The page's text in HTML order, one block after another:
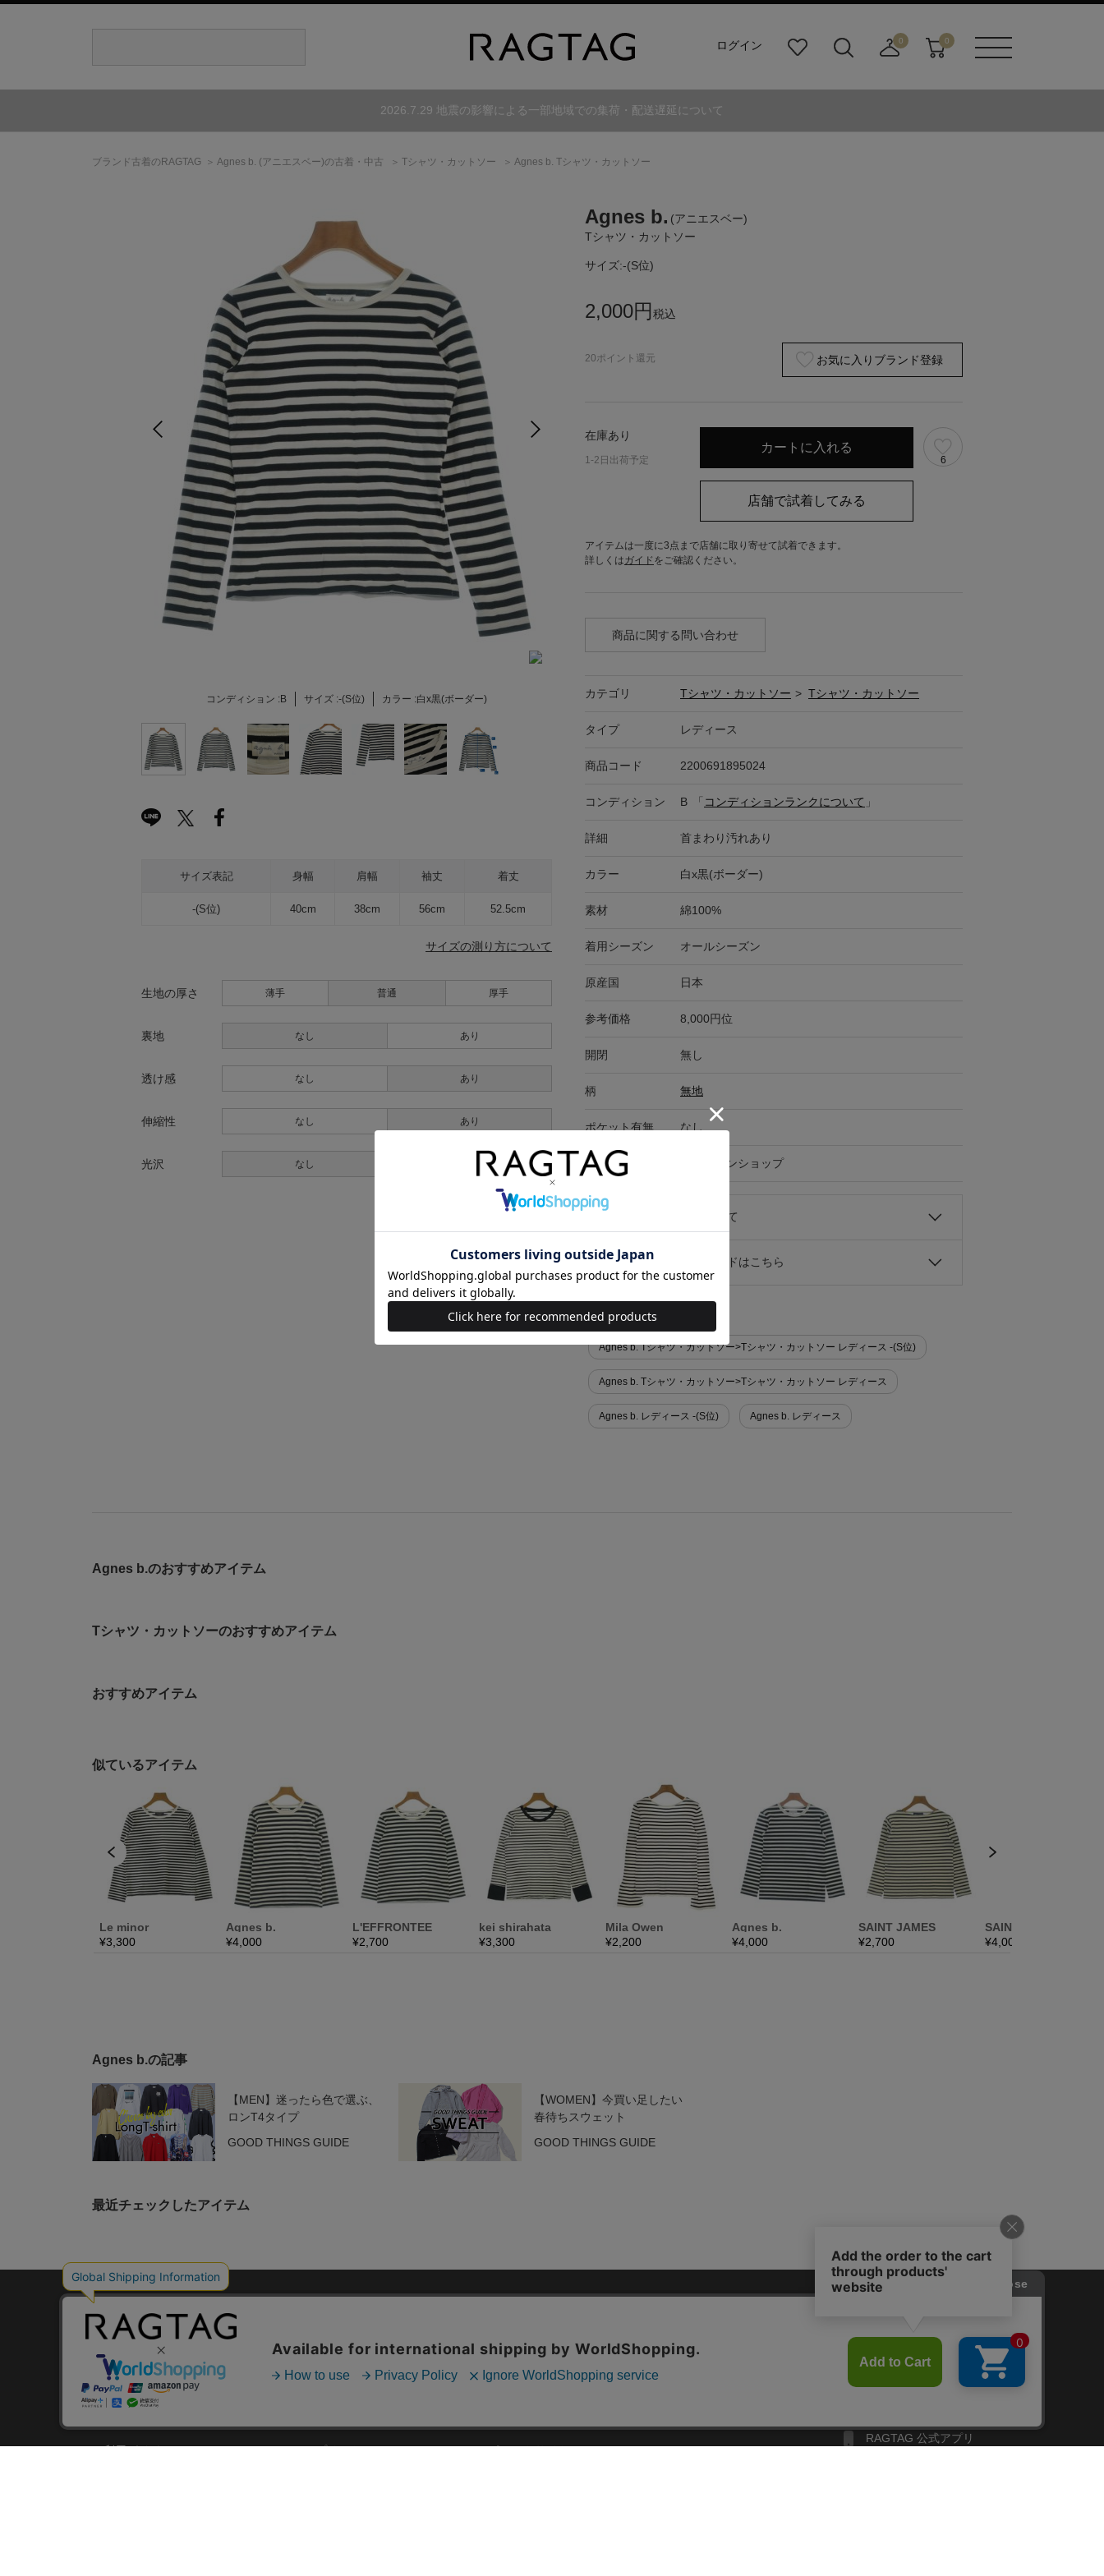
ログイン
り
ダ
0
寄
0
2026.7.29 地震の影響による一部地域での集荷・配送遅延について
ブランド古着のRAGTAG Agnes b. (アニエスベー)の古着・中古 Tシャツ・カットソー Agnes b. Tシャツ・カットソー
コンディション :B サイズ :-(S位) カラー :白x黒(ボーダー)
サイズ表記 身幅 肩幅 袖丈 着丈
-(S位) 40cm 38cm 56cm 52.5cm
サイズの測り方について
生地の厚さ 薄手 普通 厚手
裏地 なし あり
透け感 なし あり
伸縮性 なし あり
光沢 なし
Agnes b. (アニエスベー)
Tシャツ・カットソー
サイズ:-(S位)
2,000円 税込
20ポイント還元 お気に入りブランド登録
在庫あり
1-2日出荷予定 6
アイテムは一度に3点まで店舗に取り寄せて試着できます。
詳しくはガイド をご確認ください。
商品に関する問い合わせ
カテゴリ Tシャツ・カットソー > Tシャツ・カットソー
タイプ レディース
商品コード 2200691895024
コンディション B 「 コンディションランクについて 」
詳細 首まわり汚れあり
カラー 白x黒(ボーダー)
素材 綿100%
着用シーズン オールシーズン
原産国 日本
参考価格 8,000円位
開閉 無し
柄 無地
ポケット有無 なし
在庫店舗 オンラインショップ
キャンセル・返品について
お買い物時のご利用ガイドはこちら
似た条件で検索
Agnes b. Tシャツ・カットソー>Tシャツ・カットソー レディース -(S位)
Agnes b. Tシャツ・カットソー>Tシャツ・カットソー レディース
Agnes b. レディース -(S位) Agnes b. レディース
Agnes b.のおすすめアイテム
Tシャツ・カットソーのおすすめアイテム
おすすめアイテム
Agnes b.の記事
【MEN】迷ったら色で選ぶ、
ロンT4タイプ
GOOD THINGS GUIDE
【WOMEN】今買い足したい
春待ちスウェット
GOOD THINGS GUIDE
最近チェックしたアイテム
RAGTAG Line
USER GUIDE
ご利用ガイド
ショップリスト
コーポレートサイト
RAGTAG 公式アプリ